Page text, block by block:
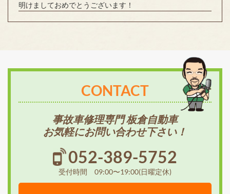
明けましておめでとうございます！
CONTACT
事故車修理専門 板倉自動車
お気軽にお問い合わせ下さい！
052-389-5752
受付時間 09:00〜19:00(日曜定休)